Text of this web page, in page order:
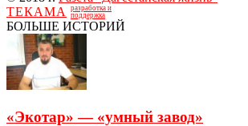
ТЕКАМА
разработка и
поддержка
БОЛЬШЕ ИСТОРИЙ
«Экотар» — «умный завод»